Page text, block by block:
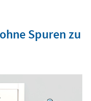
Spuren zu